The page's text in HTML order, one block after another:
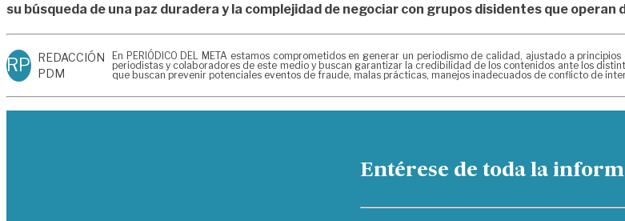
su búsqueda de una paz duradera y la complejidad de negociar con grupos disidentes que operan
RP REDACCIÓN
PDM
En PERIÓDICO DEL META estamos comprometidos en generar un periodismo de calidad, ajustado a
periodistas y colaboradores de este medio y buscan garantizar la credibilidad de los contenidos ante los
que buscan prevenir potenciales eventos de fraude, malas prácticas, manejos inadecuados de conflicto de
Entérese de toda la